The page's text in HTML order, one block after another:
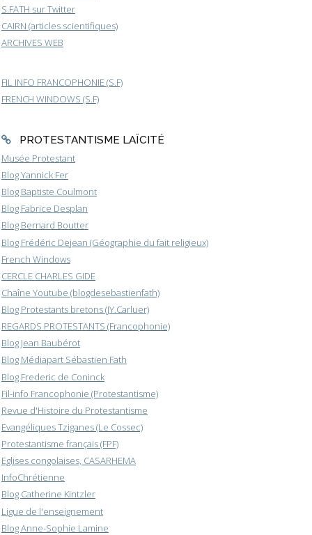
S.FATH sur Twitter
CAIRN (articles scientifiques)
ARCHIVES WEB
FIL INFO FRANCOPHONIE (S.F)
FRENCH WINDOWS (S.F)
PROTESTANTISME LAÏCITÉ
Musée Protestant
Blog Yannick Fer
Blog Baptiste Coulmont
Blog Fabrice Desplan
Blog Bernard Boutter
Blog Frédéric Dejean (Géographie du fait religieux)
French Windows
CERCLE CHARLES GIDE
Chaîne Youtube (blogdesebastienfath)
Blog Protestants bretons (JY.Carluer)
REGARDS PROTESTANTS (Francophonie)
Blog Jean Baubérot
Blog Médiapart Sébastien Fath
Blog Frederic de Coninck
Fil-info Francophonie (Protestantisme)
Revue d'Histoire du Protestantisme
Evangéliques Tziganes (Le Cossec)
Protestantisme français (FPF)
Eglises congolaises, CASARHEMA
InfoChrétienne
Blog Catherine Kintzler
Ligue de l'enseignement
Blog Anne-Sophie Lamine